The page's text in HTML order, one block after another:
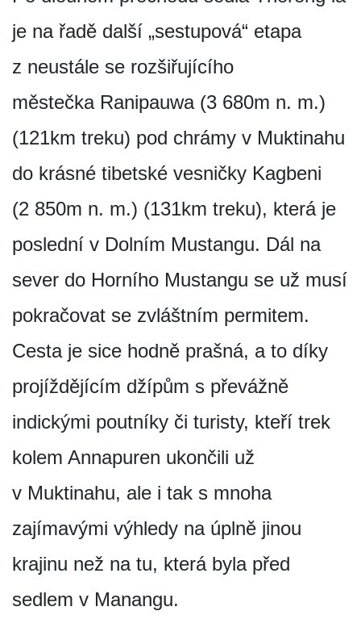
je na řadě další „sestupová“ etapa
z neustále se rozšiřujícího
městečka Ranipauwa (3 680m n. m.)
(121km treku) pod chrámy v Muktinahu
do krásné tibetské vesničky Kagbeni
(2 850m n. m.) (131km treku), která je
poslední v Dolním Mustangu. Dál na
sever do Horního Mustangu se už musí
pokračovat se zvláštním permitem.
Cesta je sice hodně prašná, a to díky
projíždějícím džípům s převážně
indickými poutníky či turisty, kteří trek
kolem Annapuren ukončili už
v Muktinahu, ale i tak s mnoha
zajímavými výhledy na úplně jinou
krajinu než na tu, která byla před
sedlem v Manangu.